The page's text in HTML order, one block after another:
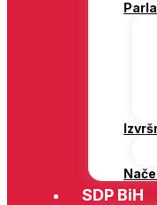
SDP BiH